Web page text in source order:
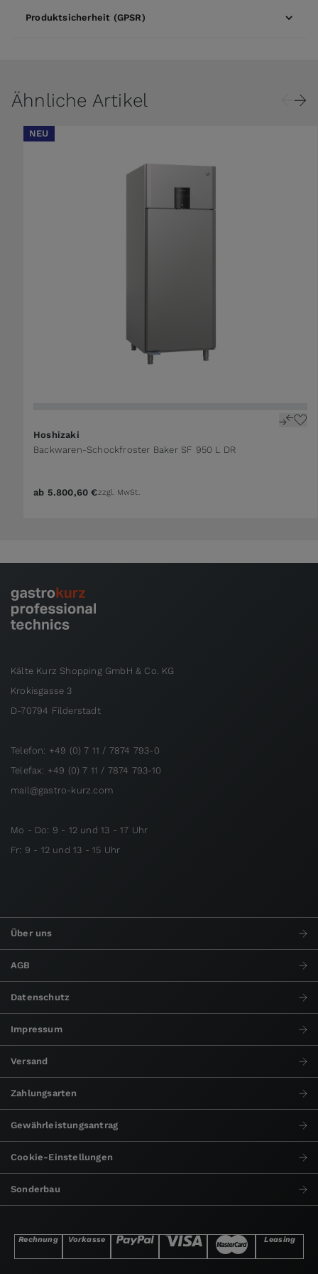
Produktsicherheit (GPSR)
Ähnliche Artikel
NEU
Hoshizaki
Backwaren-Schockfroster Baker SF 950 L DR
ab 5.800,60 €zzgl. MwSt.
Kälte Kurz Shopping GmbH & Co. KG
Krokisgasse 3
D-70794 Filderstadt
Telefon: +49 (0) 7 11 / 7874 793-0
Telefax: +49 (0) 7 11 / 7874 793-10
mail@gastro-kurz.com
Mo - Do: 9 - 12 und 13 - 17 Uhr
Fr: 9 - 12 und 13 - 15 Uhr
Über uns
AGB
Datenschutz
Impressum
Versand
Zahlungsarten
Gewährleistungsantrag
Cookie-Einstellungen
Sonderbau
Rechnung Vorkasse Leasing